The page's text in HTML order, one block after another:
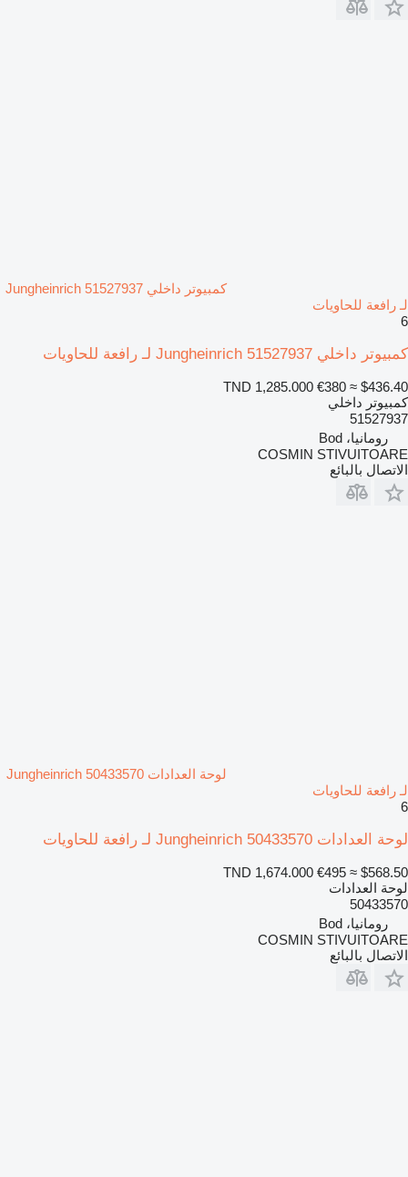
كمبيوتر داخلي Jungheinrich 51527937
لـ رافعة للحاويات
6
كمبيوتر داخلي Jungheinrich 51527937 لـ رافعة للحاويات
TND 1,285.000 €380 ≈ $436.40
كمبيوتر داخلي
51527937
رومانيا، Bod
COSMIN STIVUITOARE
الاتصال بالبائع
لوحة العدادات Jungheinrich 50433570
لـ رافعة للحاويات
6
لوحة العدادات Jungheinrich 50433570 لـ رافعة للحاويات
TND 1,674.000 €495 ≈ $568.50
لوحة العدادات
50433570
رومانيا، Bod
COSMIN STIVUITOARE
الاتصال بالبائع